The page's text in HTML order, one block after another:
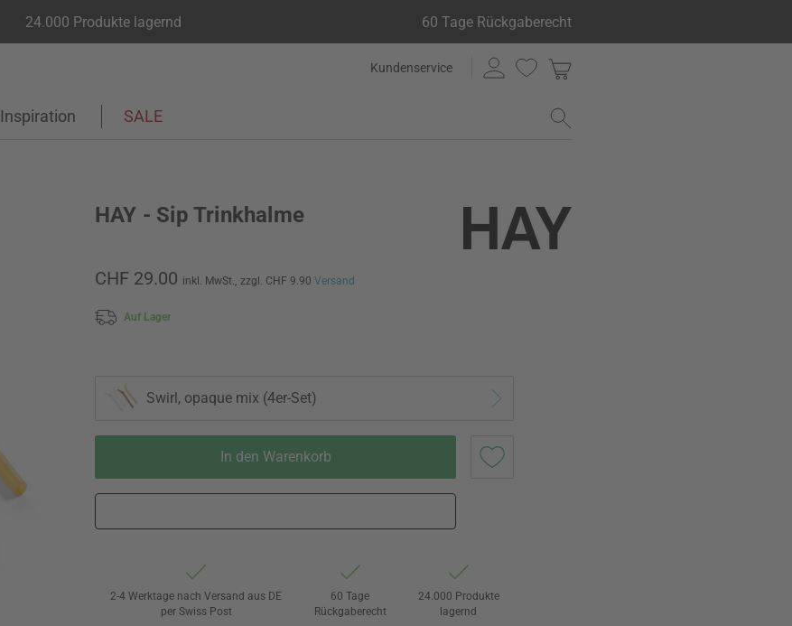
24.000 Produkte lagernd 60 Tage Rückgaberecht
Kundenservice
Inspiration SALE
HAY - Sip Trinkhalme
CHF 29.00 inkl. MwSt., zzgl. CHF 9.90 Versand
Auf Lager
Swirl, opaque mix (4er-Set)
In den Warenkorb
2-4 Werktage nach Versand aus DE
per Swiss Post
60 Tage
Rückgaberecht
24.000 Produkte
lagernd